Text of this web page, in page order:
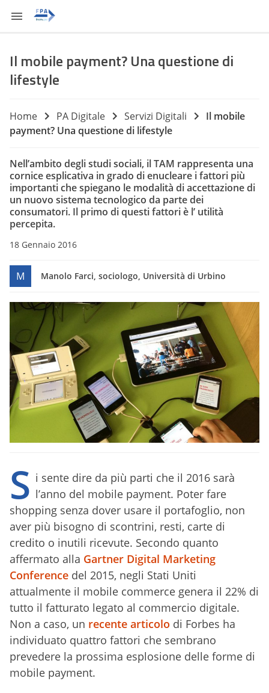
Il mobile payment? Una questione di
lifestyle
Home PA Digitale Servizi Digitali
Il mobile
payment? Una questione di lifestyle
Nell’ambito degli studi sociali, il TAM rappresenta una
cornice esplicativa in grado di enucleare i fattori più
importanti che spiegano le modalità di accettazione di
un nuovo sistema tecnologico da parte dei
consumatori. Il primo di questi fattori è l’ utilità
percepita.
18 Gennaio 2016
M Manolo Farci, sociologo, Università di Urbino
S i sente dire da più parti che il 2016 sarà
l’anno del mobile payment. Poter fare
shopping senza dover usare il portafoglio, non
aver più bisogno di scontrini, resti, carte di
credito o inutili ricevute. Secondo quanto
affermato alla Gartner Digital Marketing
Conference del 2015, negli Stati Uniti
attualmente il mobile commerce genera il 22% di
tutto il fatturato legato al commercio digitale.
Non a caso, un recente articolo di Forbes ha
individuato quattro fattori che sembrano
prevedere la prossima esplosione delle forme di
mobile payment.